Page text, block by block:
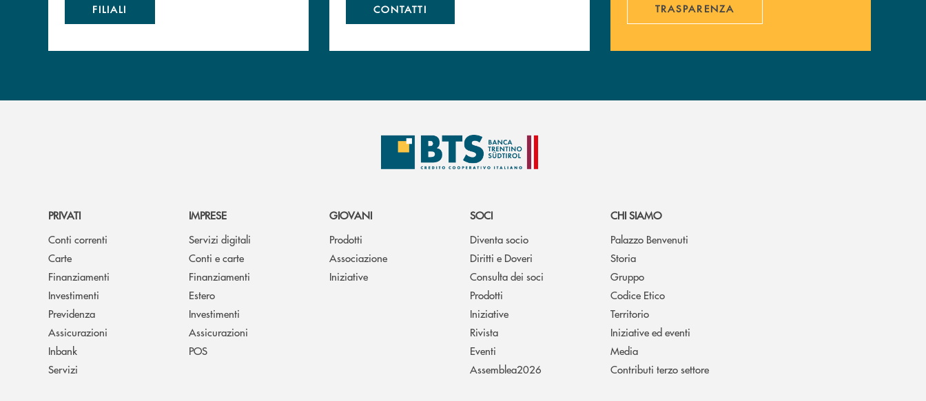
FILIALI CONTATTI TRASPARENZA
PRIVATI
Conti correnti
Carte
Finanziamenti
Investimenti
Previdenza
Assicurazioni
Inbank
Servizi
IMPRESE
Servizi digitali
Conti e carte
Finanziamenti
Estero
Investimenti
Assicurazioni
POS
GIOVANI
Prodotti
Associazione
Iniziative
SOCI
Diventa socio
Diritti e Doveri
Consulta dei soci
Prodotti
Iniziative
Rivista
Eventi
Assemblea2026
CHI SIAMO
Palazzo Benvenuti
Storia
Gruppo
Codice Etico
Territorio
Iniziative ed eventi
Media
Contributi terzo settore